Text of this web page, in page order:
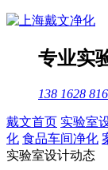
专业实
138 1628
戴文首页 实验室
化 食品车间净化
实验室设计动态